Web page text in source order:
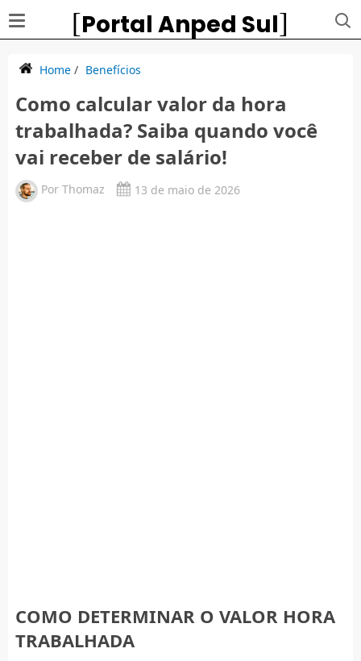
Portal Anped Sul
Home/ Benefícios
Como calcular valor da hora
trabalhada? Saiba quando você
vai receber de salário!
Por Thomaz 13 de maio de 2026
COMO DETERMINAR O VALOR HORA
TRABALHADA